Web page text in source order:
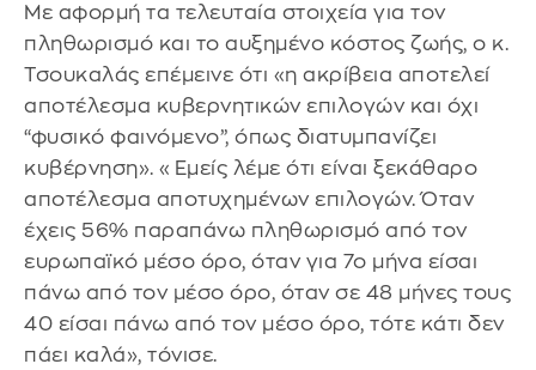
Με αφορμή τα τελευταία στοιχεία για τον
πληθωρισμό και το αυξημένο κόστος ζωής, ο κ.
Τσουκαλάς επέμεινε ότι «η ακρίβεια αποτελεί
αποτέλεσμα κυβερνητικών επιλογών και όχι
“φυσικό φαινόμενο”, όπως διατυμπανίζει
κυβέρνηση». «Εμείς λέμε ότι είναι ξεκάθαρο
αποτέλεσμα αποτυχημένων επιλογών. Όταν
έχεις 56% παραπάνω πληθωρισμό από τον
ευρωπαϊκό μέσο όρο, όταν για 7ο μήνα είσαι
πάνω από τον μέσο όρο, όταν σε 48 μήνες τους
40 είσαι πάνω από τον μέσο όρο, τότε κάτι δεν
πάει καλά», τόνισε.